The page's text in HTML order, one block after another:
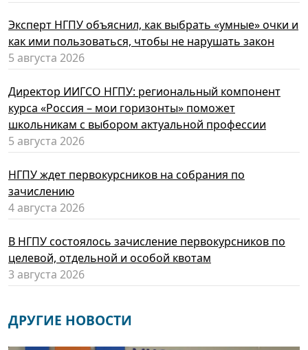
Эксперт НГПУ объяснил, как выбрать «умные» очки и
как ими пользоваться, чтобы не нарушать закон
5 августа 2026
Директор ИИГСО НГПУ: региональный компонент
курса «Россия – мои горизонты» поможет
школьникам с выбором актуальной профессии
5 августа 2026
НГПУ ждет первокурсников на собрания по
зачислению
4 августа 2026
В НГПУ состоялось зачисление первокурсников по
целевой, отдельной и особой квотам
3 августа 2026
ДРУГИЕ НОВОСТИ